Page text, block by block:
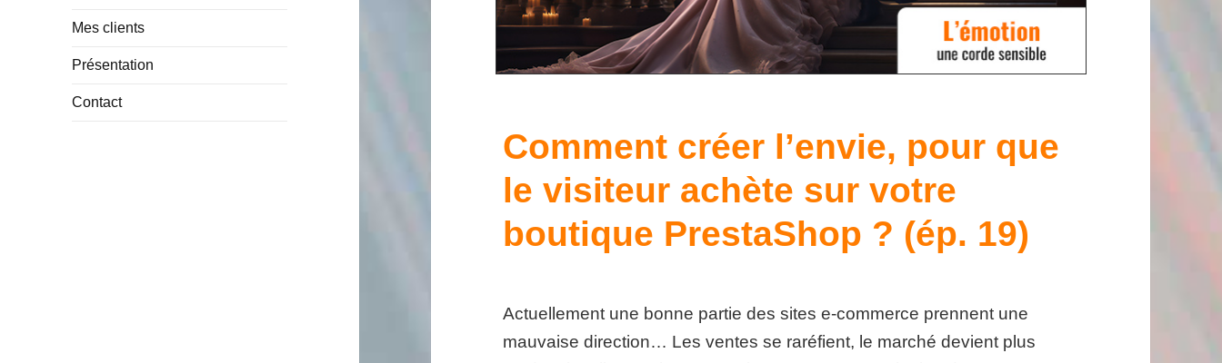
Mes clients
Présentation
Contact
Comment créer l’envie, pour que
le visiteur achète sur votre
boutique PrestaShop ? (ép. 19)
Actuellement une bonne partie des sites e-commerce prennent une
mauvaise direction… Les ventes se raréfient, le marché devient plus